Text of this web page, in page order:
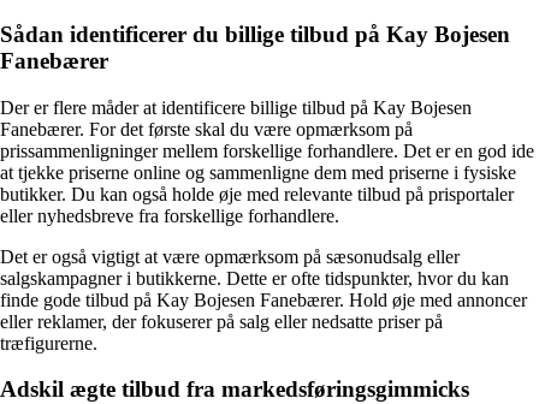
Sådan identificerer du billige tilbud på Kay Bojesen
Fanebærer
Der er flere måder at identificere billige tilbud på Kay Bojesen
Fanebærer. For det første skal du være opmærksom på
prissammenligninger mellem forskellige forhandlere. Det er en god ide
at tjekke priserne online og sammenligne dem med priserne i fysiske
butikker. Du kan også holde øje med relevante tilbud på prisportaler
eller nyhedsbreve fra forskellige forhandlere.
Det er også vigtigt at være opmærksom på sæsonudsalg eller
salgskampagner i butikkerne. Dette er ofte tidspunkter, hvor du kan
finde gode tilbud på Kay Bojesen Fanebærer. Hold øje med annoncer
eller reklamer, der fokuserer på salg eller nedsatte priser på
træfigurerne.
Adskil ægte tilbud fra markedsføringsgimmicks